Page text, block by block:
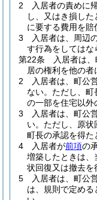
2
入居者の責めに
し、又はき損し
に要する費用を賠
3
入居者は、周辺
す行為をしてはな
第22条
入居者は
居の権利を他の者
2
入居者は、町公
ない。 ただし、町
の一部を住宅以外
3
入居者は、町公
い。 ただし、原状
町長の承認を得た
4
入居者が前項の
増築したときは、
状回復又は撤去を
5
入居者は、町公
は、規則で定め